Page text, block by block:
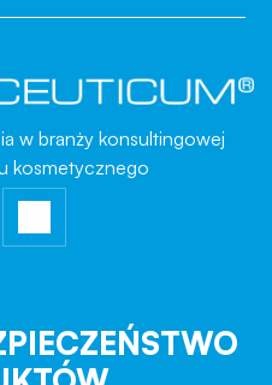
w branży konsultingowej
kosmetycznego